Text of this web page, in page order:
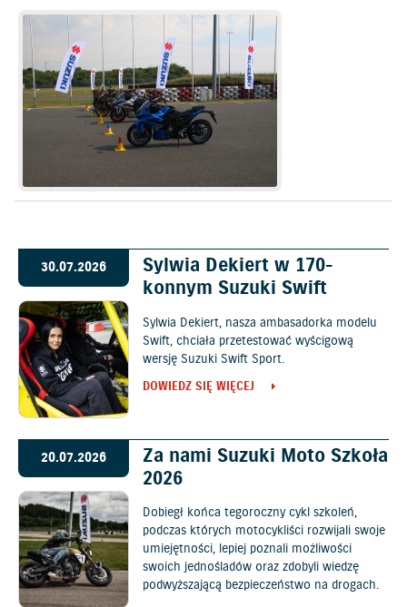
30.07.2026
Sylwia Dekiert w 170-
konnym Suzuki Swift
Sylwia Dekiert, nasza ambasadorka modelu
Swift, chciała przetestować wyścigową
wersję Suzuki Swift Sport.
DOWIEDZ SIĘ WIĘCEJ
20.07.2026
Za nami Suzuki Moto Szkoła
2026
Dobiegł końca tegoroczny cykl szkoleń,
podczas których motocykliści rozwijali swoje
umiejętności, lepiej poznali możliwości
swoich jednośladów oraz zdobyli wiedzę
podwyższającą bezpieczeństwo na drogach.